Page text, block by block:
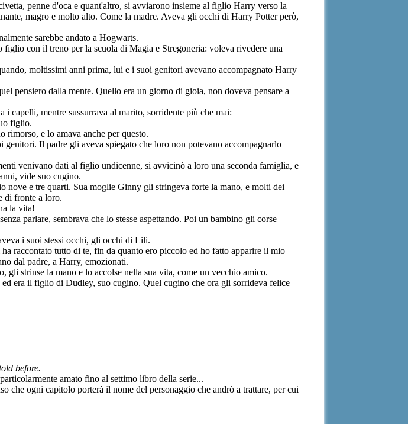
penne d'oca e quant'altro, si avviarono insieme al figlio Harry verso la
magro e molto alto. Come la madre. Aveva gli occhi di Harry Potter però,
sarebbe andato a Hogwarts.
con il treno per la scuola di Magia e Stregoneria: voleva rivedere una
moltissimi anni prima, lui e i suoi genitori avevano accompagnato Harry
pensiero dalla mente. Quello era un giorno di gioia, non doveva pensare a
capelli, mentre sussurrava al marito, sorridente più che mai:
figlio.
e lo amava anche per questo.
Il padre gli aveva spiegato che loro non potevano accompagnarlo
venivano dati al figlio undicenne, si avvicinò a loro una seconda famiglia, e
vide suo cugino.
e tre quarti. Sua moglie Ginny gli stringeva forte la mano, e molti dei
di fronte a loro.
la vita!
parlare, sembrava che lo stesse aspettando. Poi un bambino gli corse
i suoi stessi occhi, gli occhi di Lili.
raccontato tutto di te, fin da quanto ero piccolo ed ho fatto apparire il mio
dal padre, a Harry, emozionati.
strinse la mano e lo accolse nella sua vita, come un vecchio amico.
era il figlio di Dudley, suo cugino. Quel cugino che ora gli sorrideva felice
before.
amato fino al settimo libro della serie...
che ogni capitolo porterà il nome del personaggio che andrò a trattare, per cui